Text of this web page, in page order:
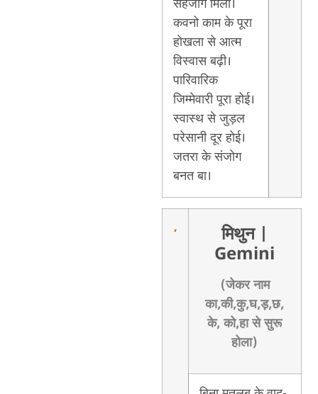
सहजोग मिली।
कवनो काम के पूरा
होखला से आत्म
विस्वास बढ़ी।
पारिवारिक
जिम्मेवारी पूरा होई।
स्वास्थ से जुड़ल
परेसानी दूर होई।
जतरा के संजोग
बनत बा।
मिथुन
Gemini
(जेकर नाम
का,की,कु,घ,ड़,छ,
के, को,हा से सुरू
होला)